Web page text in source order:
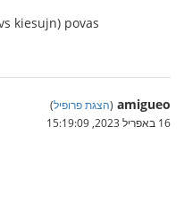
kiesujn) povas
amigueo
(הצגת פרופיל)
16 באפריל 2023, 15:19:09